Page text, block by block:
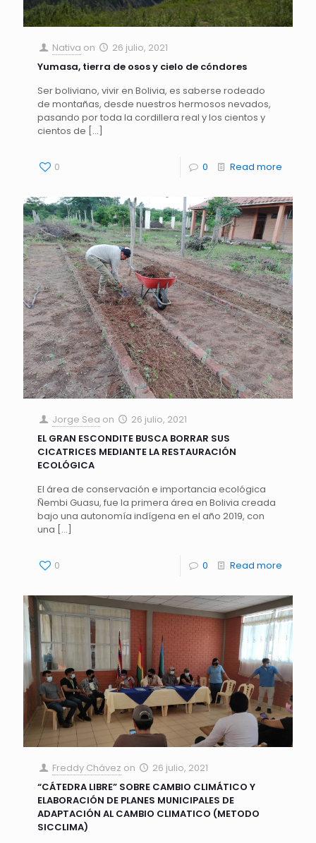
Nativa on
26 julio, 2021
Yumasa, tierra de osos y cielo de cóndores
Ser boliviano, vivir en Bolivia, es saberse rodeado
de montañas, desde nuestros hermosos nevados,
pasando por toda la cordillera real y los cientos y
cientos de […]
0 0 Read more
Jorge Sea on
26 julio, 2021
EL GRAN ESCONDITE BUSCA BORRAR SUS
CICATRICES MEDIANTE LA RESTAURACIÓN
ECOLÓGICA
El área de conservación e importancia ecológica
Ñembi Guasu, fue la primera área en Bolivia creada
bajo una autonomía indígena en el año 2019, con
una […]
0 0 Read more
Freddy Chávez on
26 julio, 2021
“CÁTEDRA LIBRE” SOBRE CAMBIO CLIMÁTICO Y
ELABORACIÓN DE PLANES MUNICIPALES DE
ADAPTACIÓN AL CAMBIO CLIMATICO (METODO
SICCLIMA)